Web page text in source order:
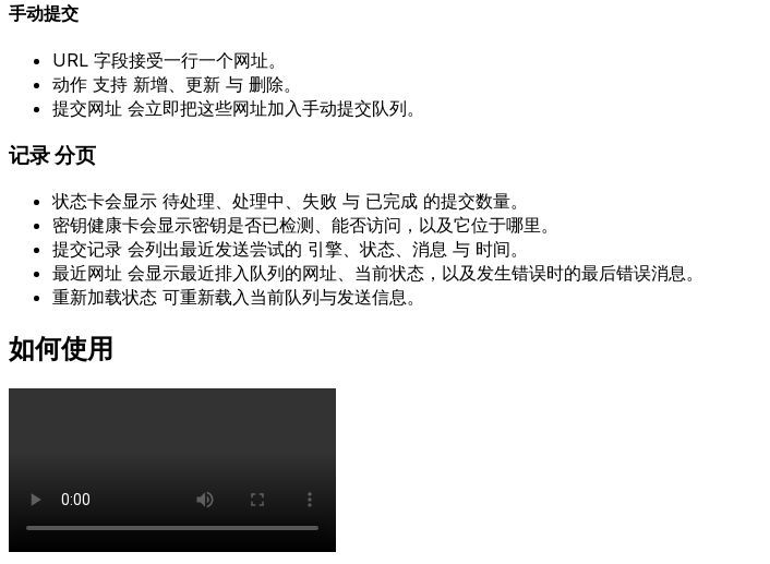
手动提交
URL 字段接受一行一个网址。
动作 支持 新增 更新 与 删除。
提交网址 会立即把这些网址加入手动提交队列。
记录分页
状态卡会显示 待处理、 处理中 、 失败 与 已完成 的提交数量。
密钥健康卡会显示密钥是否已检测、能否访问，以及它位于哪里。
提交记录 会列出最近发送尝试的 引擎、 状态、 消息 与 时间。
最近网址 会显示最近排入队列的网址、当前状态，以及发生错误时的最后错误消息。
重新加载状态 可重新载入当前队列与发送信息。
如何使用